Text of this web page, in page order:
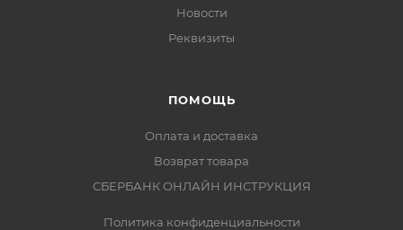
Новости
Реквизиты
ПОМОЩЬ
Оплата и доставка
Возврат товара
СБЕРБАНК ОНЛАЙН ИНСТРУКЦИЯ
Политика конфиденциальности